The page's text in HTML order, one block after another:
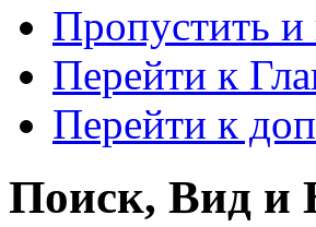
Пропустить и
Перейти к
Перейти к
Поиск, Вид и